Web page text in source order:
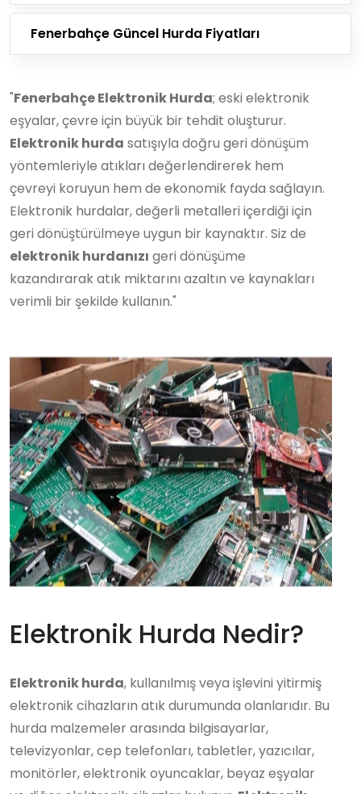
Fenerbahçe Güncel Hurda Fiyatları
"Fenerbahçe Elektronik Hurda; eski elektronik
eşyalar, çevre için büyük bir tehdit oluşturur.
Elektronik hurda satışıyla doğru geri dönüşüm
yöntemleriyle atıkları değerlendirerek hem
çevreyi koruyun hem de ekonomik fayda sağlayın.
Elektronik hurdalar, değerli metalleri içerdiği için
geri dönüştürülmeye uygun bir kaynaktır. Siz de
elektronik hurdanızı geri dönüşüme
kazandırarak atık miktarını azaltın ve kaynakları
verimli bir şekilde kullanın."
Elektronik Hurda Nedir?
Elektronik hurda, kullanılmış veya işlevini yitirmiş
elektronik cihazların atık durumunda olanlarıdır. Bu
hurda malzemeler arasında bilgisayarlar,
televizyonlar, cep telefonları, tabletler, yazıcılar,
monitörler, elektronik oyuncaklar, beyaz eşyalar